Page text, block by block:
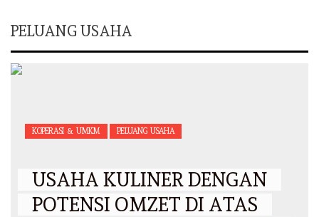
PELUANG USAHA
KOPERASI & UMKM PELUANG USAHA
USAHA KULINER DENGAN
POTENSI OMZET DI ATAS